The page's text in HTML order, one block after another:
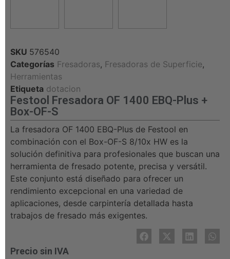
SKU 576540
Categorías Fresadoras, Fresadoras de Superficie,
Herramientas
Etiqueta dotacion
Festool Fresadora OF 1400 EBQ-Plus +
Box-OF-S
La fresadora OF 1400 EBQ-Plus de Festool en
combinación con el Box-OF-S 8/10x HW es la
solución definitiva para profesionales que buscan una
herramienta de fresado potente, precisa y versátil.
Este conjunto está diseñado para ofrecer un
rendimiento excepcional en una variedad de
aplicaciones, desde carpintería detallada hasta
trabajos de fresado más exigentes.
Precio sin IVA